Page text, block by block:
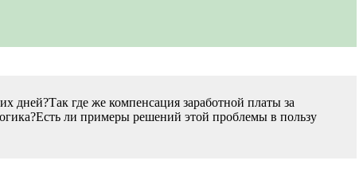
дней?Так где же компенсация заработной платы за
ли примеры решений этой проблемы в пользу